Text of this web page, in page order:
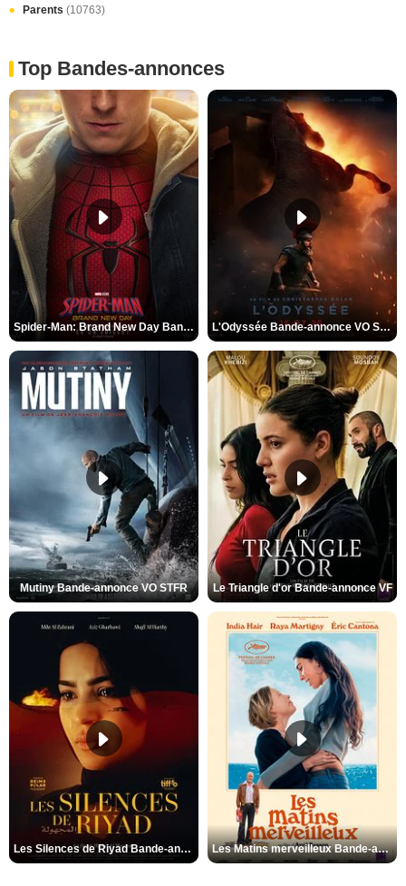
Parents (10763)
Top Bandes-annonces
Spider-Man: Brand New Day Bande-annonce VO STFR L'Odyssée Bande-annonce VO STFR
Mutiny Bande-annonce VO STFR Le Triangle d'or Bande-annonce VF
Les Silences de Riyad Bande-annonce VO STFR Les Matins merveilleux Bande-annonce VF